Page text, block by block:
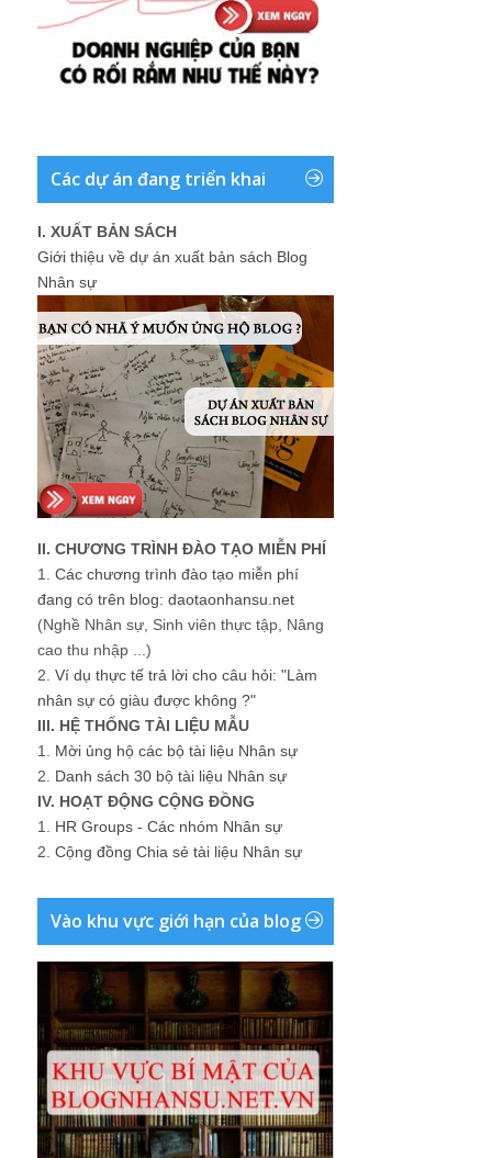
Các dự án đang triển khai
I. XUẤT BẢN SÁCH
Giới thiệu về dự án xuất bản sách Blog
Nhân sự
II. CHƯƠNG TRÌNH ĐÀO TẠO MIỄN PHÍ
1. Các chương trình đào tạo miễn phí
đang có trên blog: daotaonhansu.net
(Nghề Nhân sự, Sinh viên thực tập, Nâng
cao thu nhập ...)
2. Ví dụ thực tế trả lời cho câu hỏi: "Làm
nhân sự có giàu được không ?"
III. HỆ THỐNG TÀI LIỆU MẪU
1. Mời ủng hộ các bộ tài liệu Nhân sự
2. Danh sách 30 bộ tài liệu Nhân sự
IV. HOẠT ĐỘNG CỘNG ĐỒNG
1. HR Groups - Các nhóm Nhân sự
2. Cộng đồng Chia sẻ tài liệu Nhân sự
Vào khu vực giới hạn của blog